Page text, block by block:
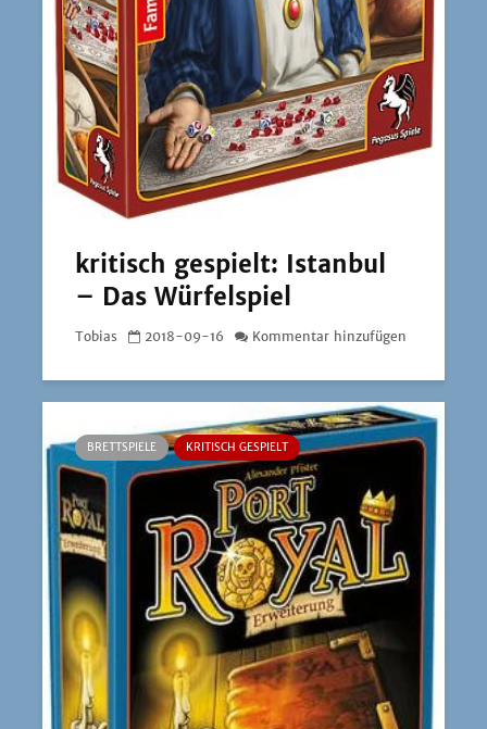
kritisch gespielt: Istanbul
– Das Würfelspiel
Tobias 2018-09-16 Kommentar hinzufügen
BRETTSPIELE KRITISCH GESPIELT